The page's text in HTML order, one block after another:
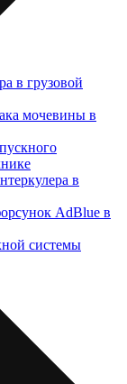
в грузовой
мочевины в
в
AdBlue в
системы